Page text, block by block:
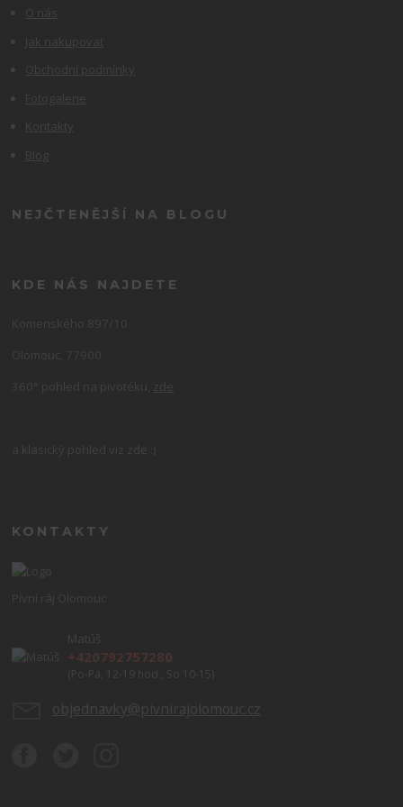
O nás
Jak nakupovat
Obchodní podmínky
Fotogalerie
Kontakty
Blog
NEJČTENĚJŠÍ NA BLOGU
KDE NÁS NAJDETE
Komenského 897/10
Olomouc, 77900
360° pohled na pivotéku, zde
a klasický pohled viz zde :)
KONTAKTY
Pivní ráj Olomouc
Matúš
+420792757280
(Po-Pá, 12-19 hod., So 10-15)
objednavky@pivnirajolomouc.cz